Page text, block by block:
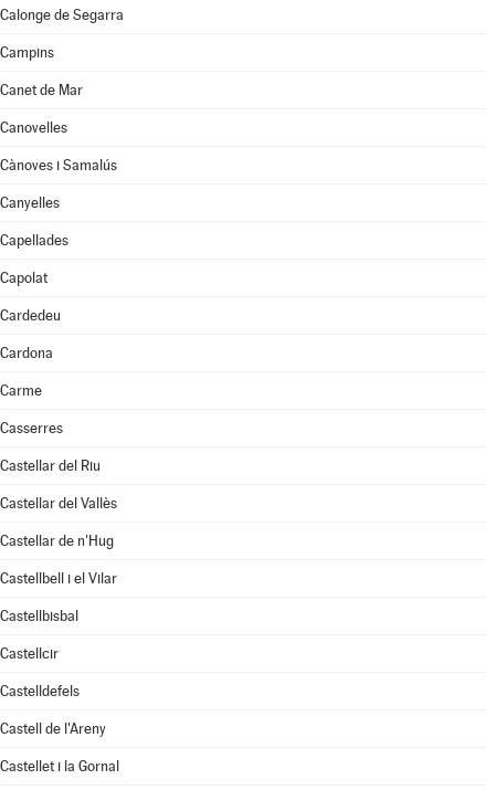
Calonge de Segarra
Campins
Canet de Mar
Canovelles
Cànoves i Samalús
Canyelles
Capellades
Capolat
Cardedeu
Cardona
Carme
Casserres
Castellar del Riu
Castellar del Vallès
Castellar de n'Hug
Castellbell i el Vilar
Castellbisbal
Castellcir
Castelldefels
Castell de l'Areny
Castellet i la Gornal